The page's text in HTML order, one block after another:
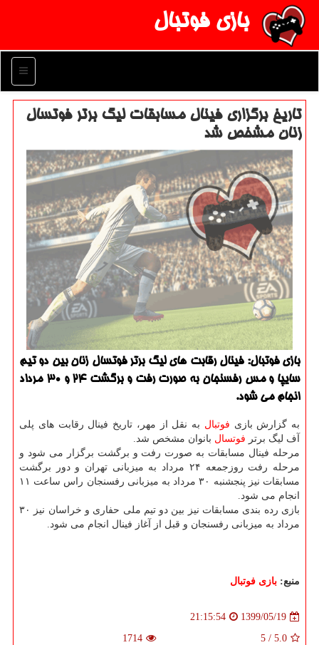
بازی فوتبال
منو
تاریخ برگزاری فینال مسابقات لیگ برتر فوتسال
زنان مشخص شد
بازی فوتبال: فینال رقابت های لیگ برتر فوتسال زنان بین دو تیم
سایپا و مس رفسنجان به صورت رفت و برگشت 24 و 30 مرداد
انجام می شود.
به گزارش بازی فوتبال به نقل از مهر، تاریخ فینال رقابت های پلی
آف لیگ برتر فوتسال بانوان مشخص شد.
مرحله فینال مسابقات به صورت رفت و برگشت برگزار می شود و
مرحله رفت روزجمعه ۲۴ مرداد به میزبانی تهران و دور برگشت
مسابقات نیز پنجشنبه ۳۰ مرداد به میزبانی رفسنجان راس ساعت ۱۱
انجام می شود.
بازی رده بندی مسابقات نیز بین دو تیم ملی حفاری و خراسان نیز ۳۰
مرداد به میزبانی رفسنجان و قبل از آغاز فینال انجام می شود.
منبع: بازی فوتبال
1399/05/19
21:15:54
5.0
/
5
1714